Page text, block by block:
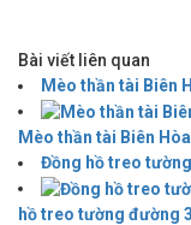
Bài viết liên quan
Mèo thần tài Biên
Mèo thần tài Biên
Đồng hồ treo
hồ treo tường đường